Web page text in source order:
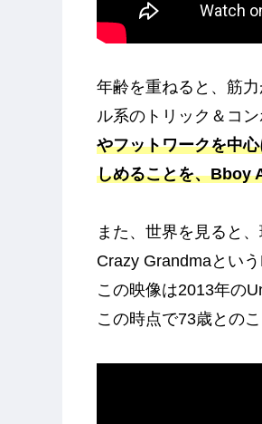
年齢を重ねると、筋
ル系のトリック＆コ
やフットワークを中
しめることを、Bboy
また、世界を見ると
Crazy Grandmaとい
この映像は2013年の
この時点で73歳との